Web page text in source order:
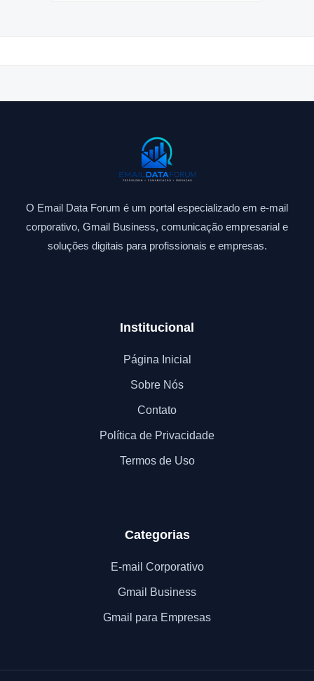
O Email Data Forum é um portal especializado em e-mail
corporativo, Gmail Business, comunicação empresarial e
soluções digitais para profissionais e empresas.
Institucional
Página Inicial
Sobre Nós
Contato
Política de Privacidade
Termos de Uso
Categorias
E-mail Corporativo
Gmail Business
Gmail para Empresas